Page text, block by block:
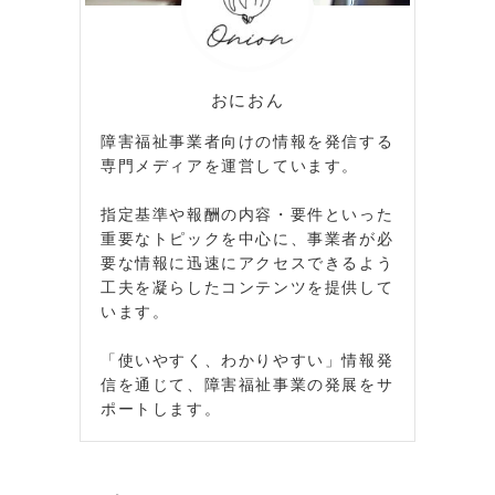
おにおん
障害福祉事業者向けの情報を発信する
専門メディアを運営しています。
指定基準や報酬の内容・要件といった
重要なトピックを中心に、事業者が必
要な情報に迅速にアクセスできるよう
工夫を凝らしたコンテンツを提供して
います。
「使いやすく、わかりやすい」情報発
信を通じて、障害福祉事業の発展をサ
ポートします。